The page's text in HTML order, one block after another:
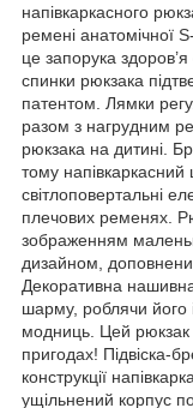
напівкаркасного
ремені анатомічної
це запорука
спинки рюкзака
патентом. Лямки
разом з нагрудним
рюкзака на дитині.
тому
світлоповертальні
плечових ременях.
зображенням
дизайном,
Декоративна
шарму, роблячи
модниць. Цей рюкзак
пригодах! Підвіска-
конструкції
ущільнений корпус